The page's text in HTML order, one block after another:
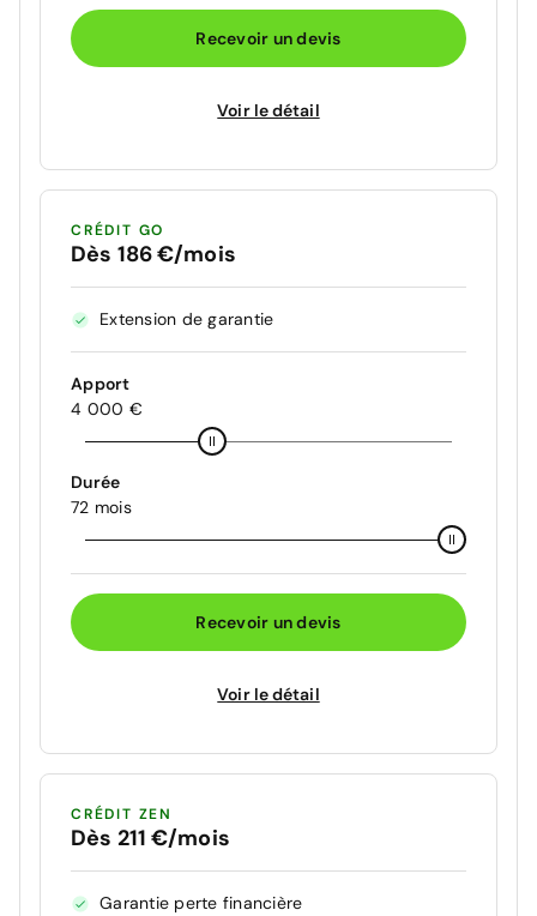
Recevoir un devis
Voir le détail
CRÉDIT GO
Dès 186 €/mois
Extension de garantie
Apport
4 000 €
Durée
72 mois
Recevoir un devis
Voir le détail
CRÉDIT ZEN
Dès 211 €/mois
Garantie perte financière